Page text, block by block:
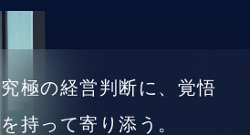
究極の経営判断に、覚悟
を持って寄り添う。